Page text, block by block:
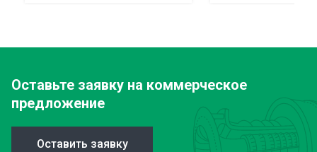
Оставьте заявку на коммерческое
предложение
Оставить заявку